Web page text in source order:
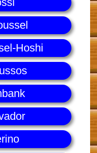
Hoshi